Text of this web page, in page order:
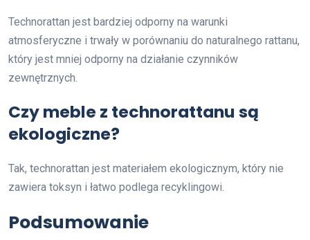
Technorattan jest bardziej odporny na warunki
atmosferyczne i trwały w porównaniu do naturalnego rattanu,
który jest mniej odporny na działanie czynników
zewnętrznych.
Czy meble z technorattanu są
ekologiczne?
Tak, technorattan jest materiałem ekologicznym, który nie
zawiera toksyn i łatwo podlega recyklingowi.
Podsumowanie